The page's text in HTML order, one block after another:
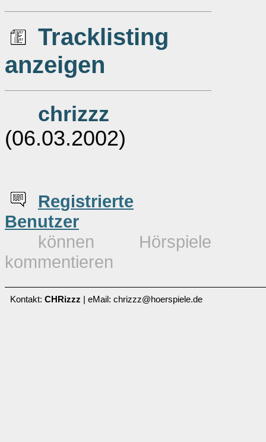
Tracklisting
anzeigen
chrizzz
(06.03.2002)
Registrierte
Benutzer
können Hörspiele
kommentieren
Kontakt: CHRizzz | eMail: chrizzz@hoerspiele.de